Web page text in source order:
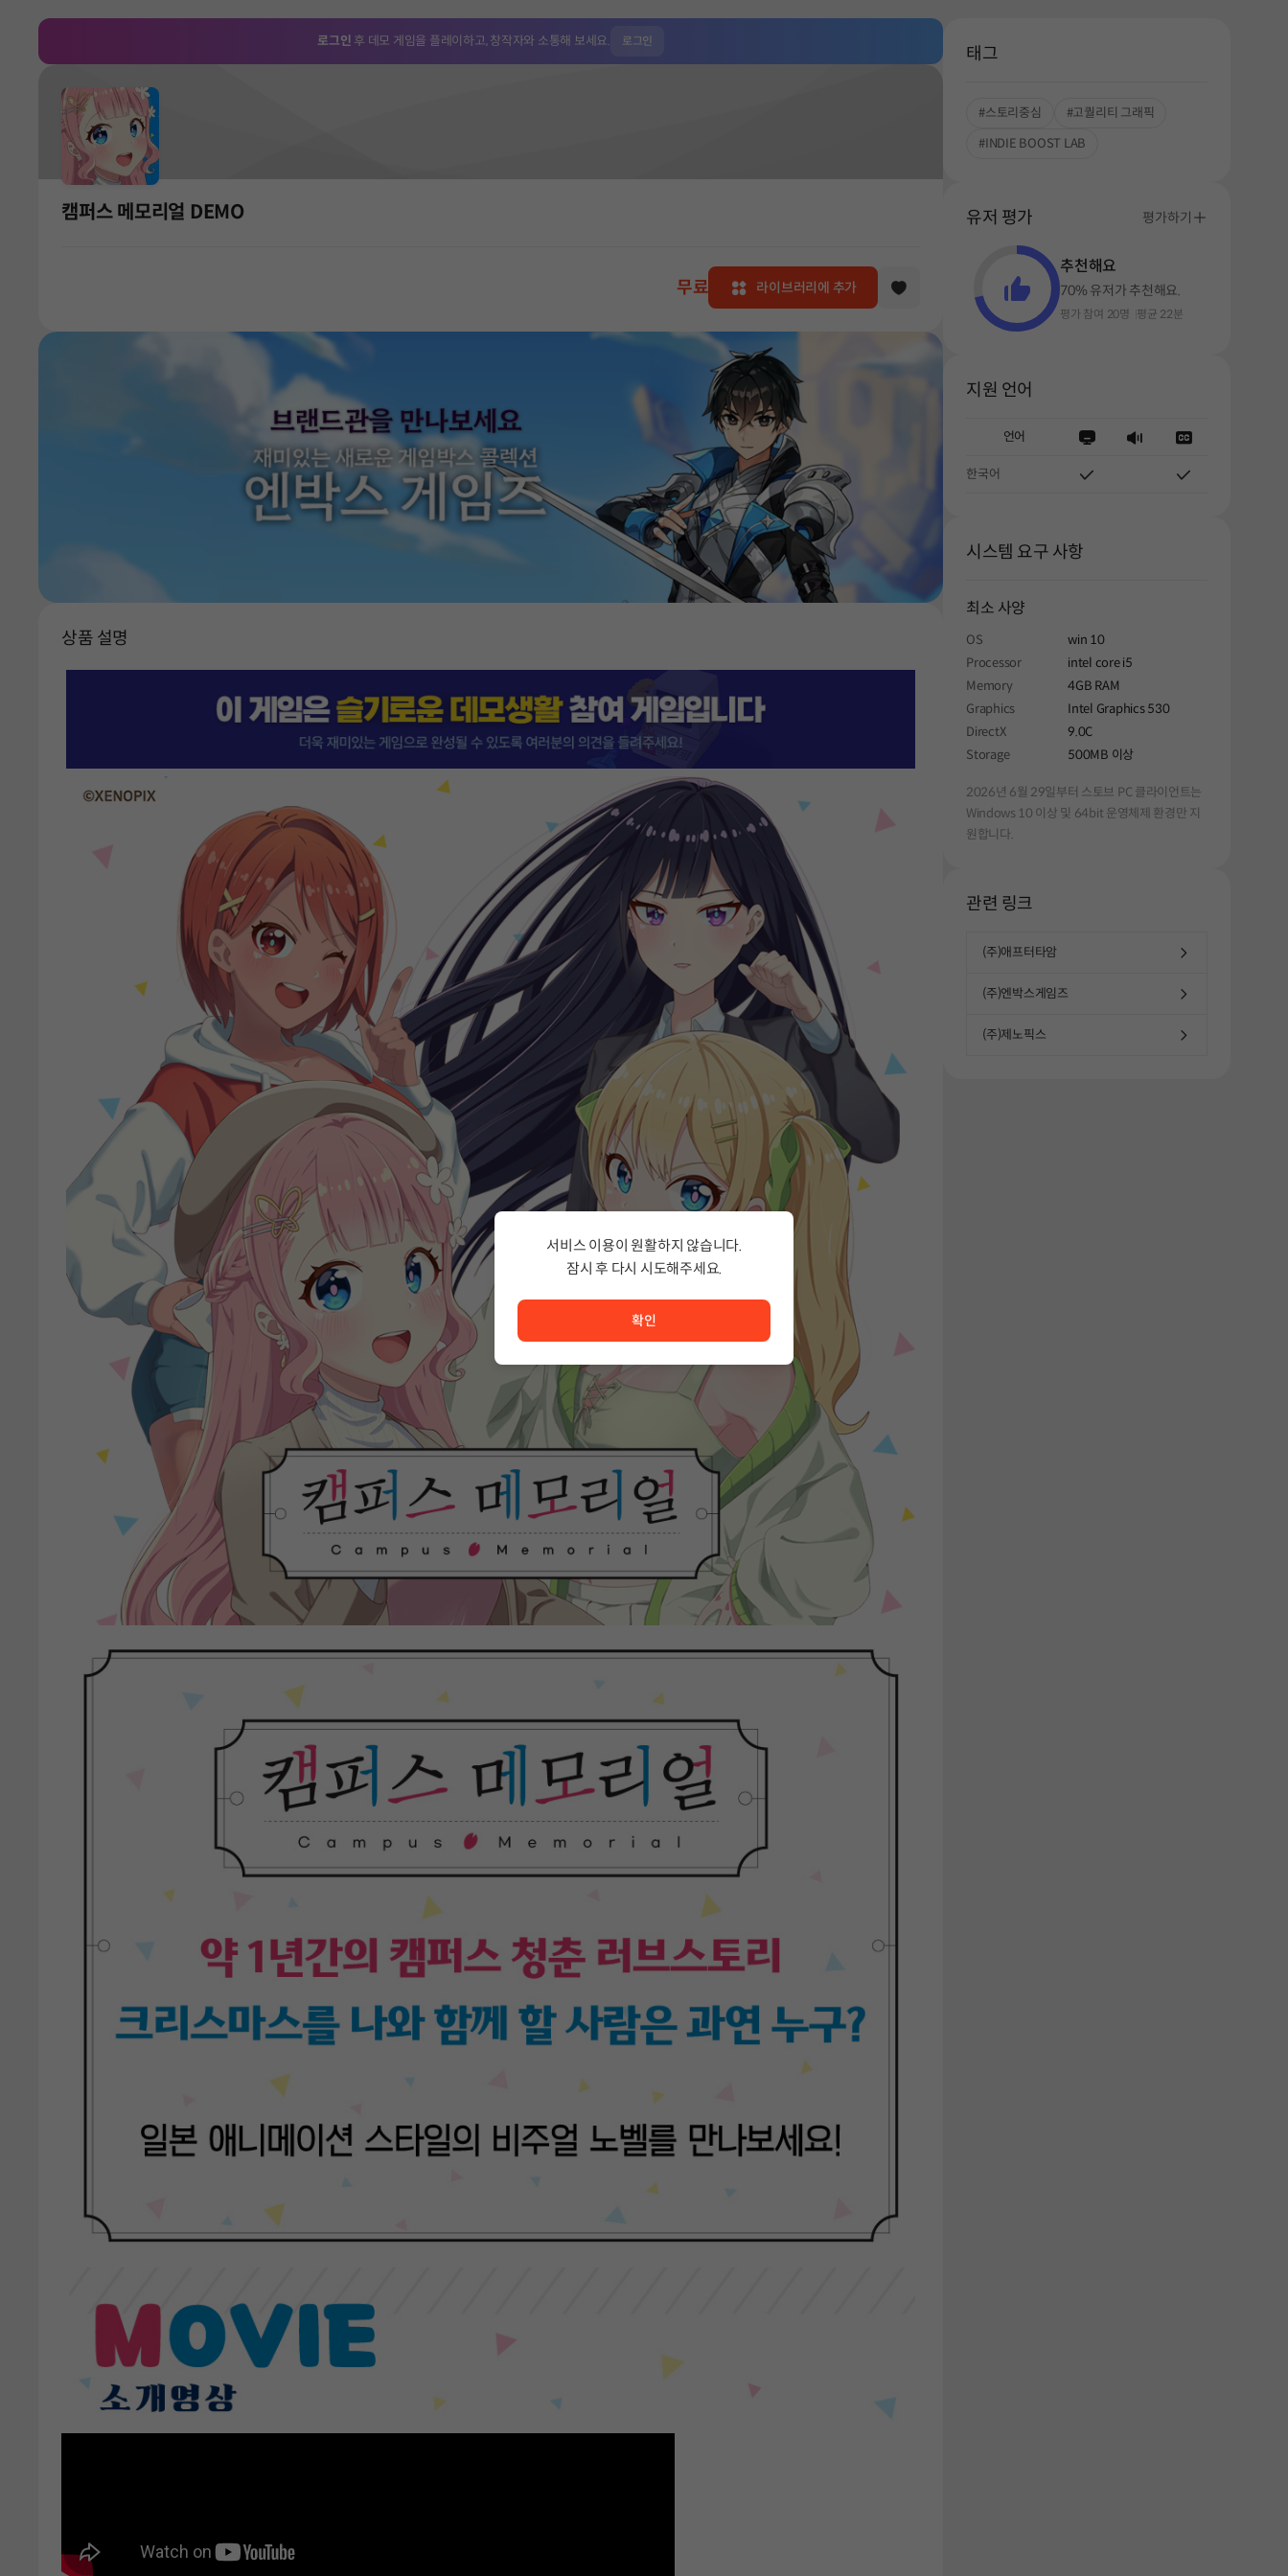
로그인 후 데모 게임을 플레이하고,창작자와 소통해 보세요. 로그인
캠퍼스 메모리얼 DEMO
무료 라이브러리에 추가
상품 설명
태그
#스토리중심
#고퀄리티 그래픽
#INDIE BOOST LAB
유저 평가 평가하기
추천해요
70% 유저가 추천해요.
평가 참여 20명 평균 22분
지원 언어
언어
한국어
시스템 요구 사항
최소 사양
OS
win 10
Processor
intel core i5
Memory
4GB RAM
Graphics
Intel Graphics 530
DirectX
9.0C
Storage
500MB 이상
2026년 6월 29일부터 스토브 PC 클라이언트는
Windows 10 이상 및 64bit 운영체제 환경만 지
원합니다.
관련 링크
(주)애프터타암
(주)엔박스게임즈
(주)제노픽스
서비스 이용이 원활하지 않습니다.
잠시 후 다시 시도해주세요.
서비스 이용이 원활하지 않습니다. <br/> 잠시 후 다시 시도해주세요.
확인